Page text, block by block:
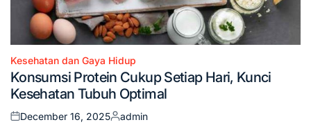
Posted
in
Kesehatan dan Gaya Hidup
Konsumsi Protein Cukup Setiap Hari, Kunci
Kesehatan Tubuh Optimal
Posted
December 16, 2025
Posted
admin